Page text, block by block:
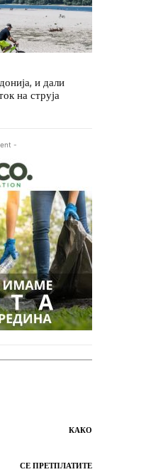
и дали
на струја
-
КАКО
СЕ ПРЕТПЛАТИТЕ